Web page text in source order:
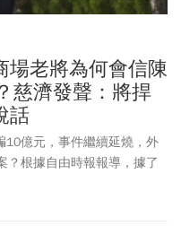
場老將為何會信陳
慈濟發聲：將捍
話
10億元，事件繼續延燒，外
？根據自由時報報導，據了
未察覺自己受騙，直到調